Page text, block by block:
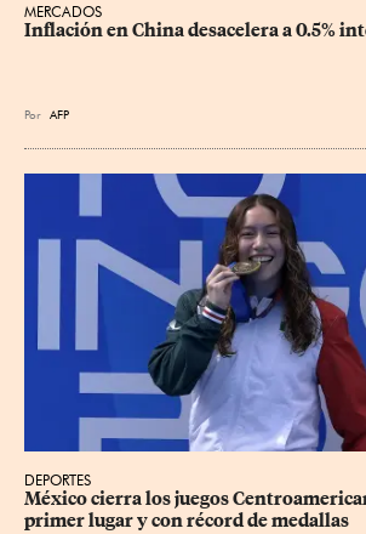
MERCADOS
Inflación en China desacelera a 0.5%
Por AFP
DEPORTES
México cierra los juegos
primer lugar y con récord de medallas